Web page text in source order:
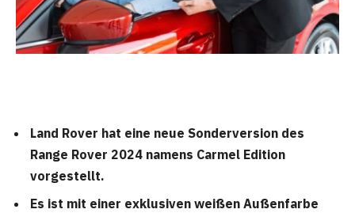
Land Rover hat eine neue Sonderversion des
Range Rover 2024 namens Carmel Edition
vorgestellt.
Es ist mit einer exklusiven weißen Außenfarbe